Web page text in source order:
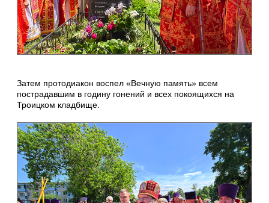
Затем протодиакон воспел «Вечную память» всем
пострадавшим в годину гонений и всех покоящихся на
Троицком кладбище.